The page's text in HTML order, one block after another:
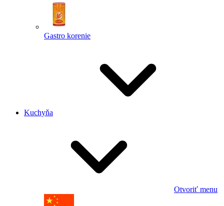
Gastro korenie
Kuchyňa
Otvoriť menu